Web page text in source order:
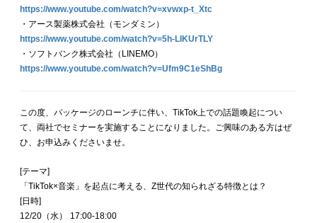
https://www.youtube.com/watch?v=xvwxp-t_Xtc
・アース製薬株式会社（モンダミン）
https://www.youtube.com/watch?v=5h-LIKUrTLY
・ソフトバンク株式会社（LINEMO）
https://www.youtube.com/watch?v=Ufm9C1eShBg
この度、パッケージのローンチに伴い、TikTok上での話題喚起につい
て、両社でセミナーを実施することになりました。ご興味のある方はぜ
ひ、お申込みくださいませ。
[テーマ]
「TikTok×音楽」を起点に考える、Z世代の知られざる特徴とは？
[日時]
12/20（水） 17:00-18:00